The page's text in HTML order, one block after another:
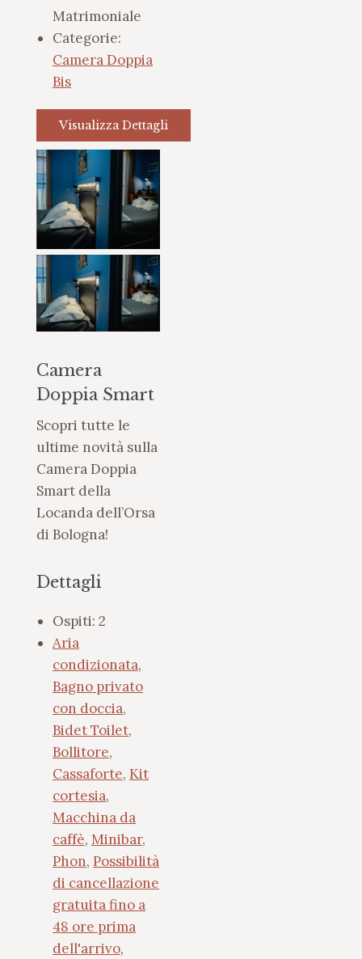
Matrimoniale
Categorie:
Camera Doppia
Bis
Visualizza Dettagli
Camera
Doppia Smart
Scopri tutte le
ultime novità sulla
Camera Doppia
Smart della
Locanda dell’Orsa
di Bologna!
Dettagli
Ospiti: 2
Aria
condizionata,
Bagno privato
con doccia,
Bidet Toilet,
Bollitore,
Cassaforte, Kit
cortesia,
Macchina da
caffè, Minibar,
Phon, Possibilità
di cancellazione
gratuita fino a
48 ore prima
dell'arrivo,